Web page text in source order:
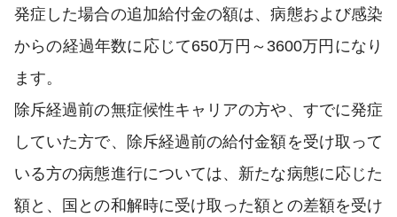
発症した場合の追加給付金の額は、病態および感染
からの経過年数に応じて650万円～3600万円になり
ます。
除斥経過前の無症候性キャリアの方や、すでに発症
していた方で、除斥経過前の給付金額を受け取って
いる方の病態進行については、新たな病態に応じた
額と、国との和解時に受け取った額との差額を受け